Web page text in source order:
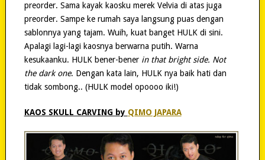
preorder. Sama kayak kaosku merek Velvia di atas juga
preorder. Sampe ke rumah saya langsung puas dengan
sablonnya yang tajam. Wuih, kuat banget HULK di sini.
Apalagi lagi-lagi kaosnya berwarna putih. Warna
kesukaanku. HULK bener-bener in that bright side. Not
the dark one. Dengan kata lain, HULK nya baik hati dan
tidak sombong.. (HULK model opoooo iki!)
KAOS SKULL CARVING by QIMO JAPARA